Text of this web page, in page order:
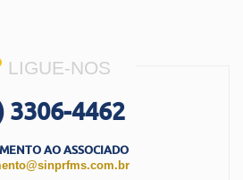
LIGUE-NOS
3306-4462
AO ASSOCIADO